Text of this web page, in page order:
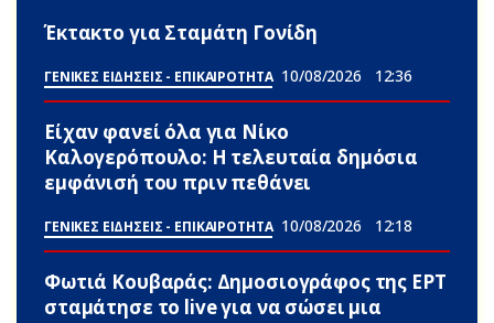
Έκτακτο για Σταμάτη Γονίδη
ΓΕΝΙΚΕΣ ΕΙΔΗΣΕΙΣ - ΕΠΙΚΑΙΡΟΤΗΤΑ 10/08/2026 12:36
Είχαν φανεί όλα για Νίκο
Καλογερόπουλο: Η τελευταία δημόσια
εμφάνισή του πριν πεθάνει
ΓΕΝΙΚΕΣ ΕΙΔΗΣΕΙΣ - ΕΠΙΚΑΙΡΟΤΗΤΑ 10/08/2026 12:18
Φωτιά Κουβαράς: Δημοσιογράφος της ΕΡΤ
σταμάτησε το live για να σώσει μια